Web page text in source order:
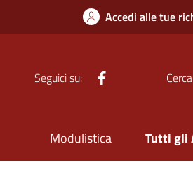
Accedi alle tue
Seguici su: Cerca
Modulistica Tutti gli